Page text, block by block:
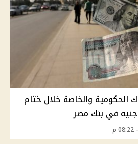
الحكومية والخاصة خلال ختام